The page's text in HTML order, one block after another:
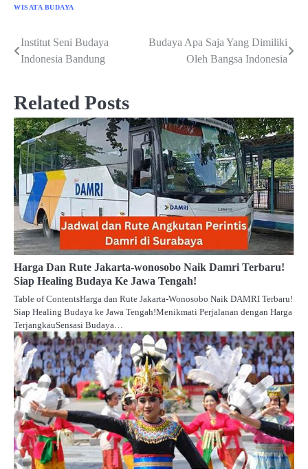
WISATA BUDAYA
Post
Institut Seni Budaya
Indonesia Bandung
Budaya Apa Saja Yang Dimiliki
Oleh Bangsa Indonesia
Related Posts
Harga Dan Rute Jakarta-wonosobo Naik Damri Terbaru!
Siap Healing Budaya Ke Jawa Tengah!
Table of ContentsHarga dan Rute Jakarta-Wonosobo Naik DAMRI Terbaru!
Siap Healing Budaya ke Jawa Tengah!Menikmati Perjalanan dengan Harga
TerjangkauSensasi Budaya…